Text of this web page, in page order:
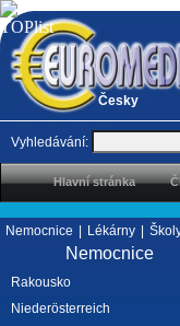
Česky
Vyhledávání:
Hlavní stránka
Nemocnice Lékárny
Nemocnice
Rakousko
Niederösterreich